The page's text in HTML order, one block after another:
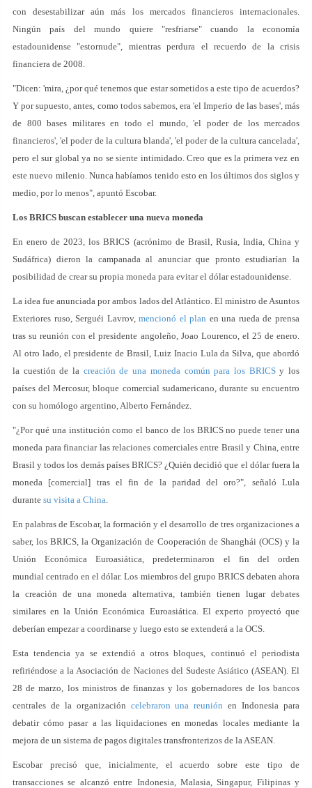
con desestabilizar aún más los mercados financieros internacionales.
Ningún país del mundo quiere "resfriarse" cuando la economía
estadounidense "estornude", mientras perdura el recuerdo de la crisis
financiera de 2008.
"Dicen: 'mira, ¿por qué tenemos que estar sometidos a este tipo de acuerdos?
Y por supuesto, antes, como todos sabemos, era 'el Imperio de las bases', más
de 800 bases militares en todo el mundo, 'el poder de los mercados
financieros', 'el poder de la cultura blanda', 'el poder de la cultura cancelada',
pero el sur global ya no se siente intimidado. Creo que es la primera vez en
este nuevo milenio. Nunca habíamos tenido esto en los últimos dos siglos y
medio, por lo menos", apuntó Escobar.
Los BRICS buscan establecer una nueva moneda
En enero de 2023, los BRICS (acrónimo de Brasil, Rusia, India, China y
Sudáfrica) dieron la campanada al anunciar que pronto estudiarían la
posibilidad de crear su propia moneda para evitar el dólar estadounidense.
La idea fue anunciada por ambos lados del Atlántico. El ministro de Asuntos
Exteriores ruso, Serguéi Lavrov,mencionó el plan en una rueda de prensa
tras su reunión con el presidente angoleño, Joao Lourenco, el 25 de enero.
Al otro lado, el presidente de Brasil, Luiz Inacio Lula da Silva, que abordó
la cuestión de la creación de una moneda común para los BRICSy los
países del Mercosur, bloque comercial sudamericano, durante su encuentro
con su homólogo argentino, Alberto Fernández.
"¿Por qué una institución como el banco de los BRICS no puede tener una
moneda para financiar las relaciones comerciales entre Brasil y China, entre
Brasil y todos los demás países BRICS? ¿Quién decidió que el dólar fuera la
moneda [comercial] tras el fin de la paridad del oro?", señaló Lula
durante su visita a China.
En palabras de Escobar, la formación y el desarrollo de tres organizaciones a
saber, los BRICS, la Organización de Cooperación de Shanghái (OCS) y la
Unión Económica Euroasiática, predeterminaron el fin del orden
mundial centrado en el dólar. Los miembros del grupo BRICS debaten ahora
la creación de una moneda alternativa, también tienen lugar debates
similares en la Unión Económica Euroasiática. El experto proyectó que
deberían empezar a coordinarse y luego esto se extenderá a la OCS.
Esta tendencia ya se extendió a otros bloques, continuó el periodista
refiriéndose a la Asociación de Naciones del Sudeste Asiático (ASEAN). El
28 de marzo, los ministros de finanzas y los gobernadores de los bancos
centrales de la organización celebraron una reunión en Indonesia para
debatir cómo pasar a las liquidaciones en monedas locales mediante la
mejora de un sistema de pagos digitales transfronterizos de la ASEAN.
Escobar precisó que, inicialmente, el acuerdo sobre este tipo de
transacciones se alcanzó entre Indonesia, Malasia, Singapur, Filipinas y